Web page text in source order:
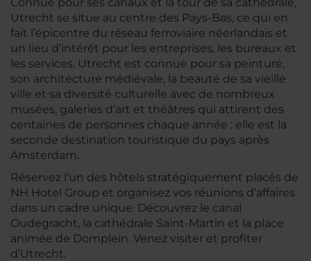
Utrecht se situe au centre des Pays-Bas, ce qui en
fait l’épicentre du réseau ferroviaire néerlandais et
un lieu d’intérêt pour les entreprises, les bureaux et
les services. Utrecht est connue pour sa peinture,
son architecture médiévale, la beauté de sa vieille
ville et sa diversité culturelle avec de nombreux
musées, galeries d’art et théâtres qui attirent des
centaines de personnes chaque année : elle est la
seconde destination touristique du pays après
Amsterdam.
Réservez l’un des hôtels stratégiquement placés de
NH Hotel Group et organisez vos réunions d’affaires
dans un cadre unique. Découvrez le canal
Oudegracht, la cathédrale Saint-Martin et la place
animée de Domplein. Venez visiter et profiter
d’Utrecht.